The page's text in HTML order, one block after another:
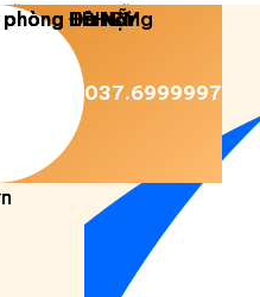
Luật Dương Gia